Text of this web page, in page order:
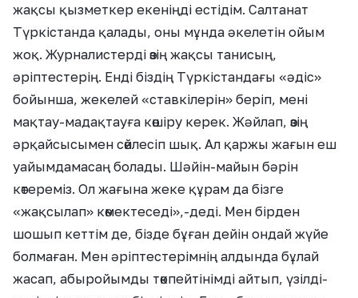
жақсы қызметкер екеніңді естідім. Салтанат
Түркістанда қалады, оны мұнда әкелетін ойым
жоқ. Журналистерді өзің жақсы танисың,
әріптестерің. Енді біздің Түркістандағы «әдіс»
бойынша, жекелей «ставкілерін» беріп, мені
мақтау-мадақтауға көшіру керек. Жәйлап, өзің
әрқайсысымен сөйлесіп шық. Ал қаржы жағын еш
уайымдамасаң болады. Шәйін-майын бәрін
көтереміз. Ол жағына жеке құрам да бізге
«жақсылап» көмектеседі»,-деді. Мен бірден
шошып кеттім де, бізде бұған дейін ондай жүйе
болмаған. Мен әріптестерімнің алдында бұлай
жасап, абыройымды төкпейтінімді айтып, үзілді-